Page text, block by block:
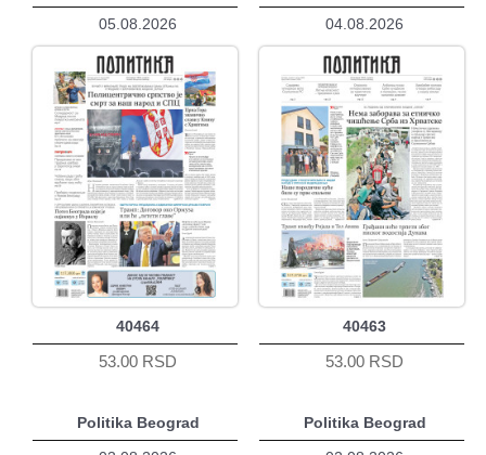
05.08.2026
40464
53.00 RSD
04.08.2026
40463
53.00 RSD
Politika Beograd
Politika Beograd